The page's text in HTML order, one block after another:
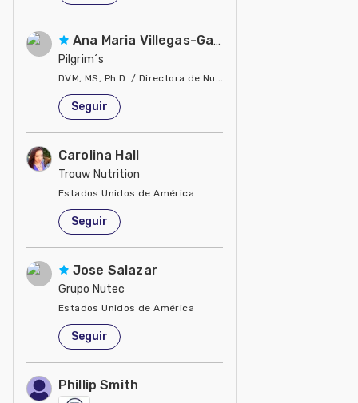
Ana Maria Villegas-Gamble
Pilgrim´s
DVM, MS, Ph.D. / Directora de Nutrición
Estados Unidos de América
Seguir
Carolina Hall
Trouw Nutrition
Estados Unidos de América
Seguir
Jose Salazar
Grupo Nutec
Estados Unidos de América
Seguir
Phillip Smith